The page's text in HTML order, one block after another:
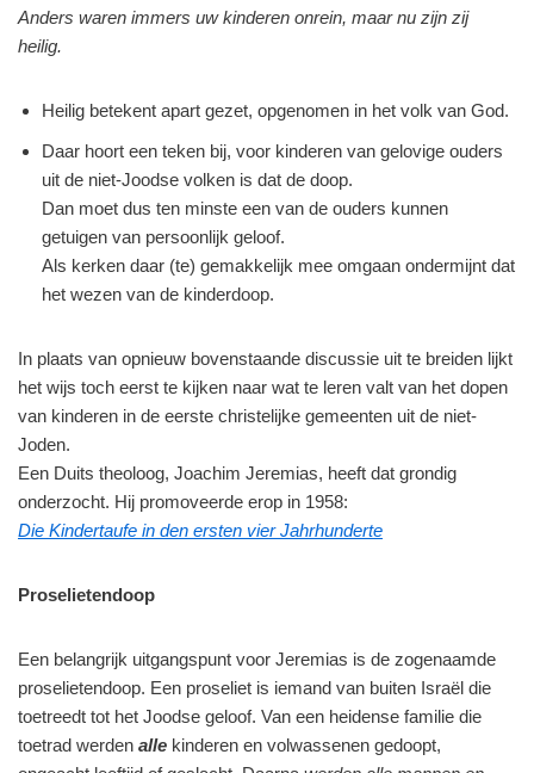
Anders waren immers uw kinderen onrein, maar nu zijn zij
heilig.
Heilig betekent apart gezet, opgenomen in het volk van God.
Daar hoort een teken bij, voor kinderen van gelovige ouders
uit de niet-Joodse volken is dat de doop.
Dan moet dus ten minste een van de ouders kunnen
getuigen van persoonlijk geloof.
Als kerken daar (te) gemakkelijk mee omgaan ondermijnt dat
het wezen van de kinderdoop.
In plaats van opnieuw bovenstaande discussie uit te breiden lijkt
het wijs toch eerst te kijken naar wat te leren valt van het dopen
van kinderen in de eerste christelijke gemeenten uit de niet-
Joden.
Een Duits theoloog, Joachim Jeremias, heeft dat grondig
onderzocht. Hij promoveerde erop in 1958:
Die Kindertaufe in den ersten vier Jahrhunderte
Proselietendoop
Een belangrijk uitgangspunt voor Jeremias is de zogenaamde
proselietendoop. Een proseliet is iemand van buiten Israël die
toetreedt tot het Joodse geloof. Van een heidense familie die
toetrad werden alle kinderen en volwassenen gedoopt,